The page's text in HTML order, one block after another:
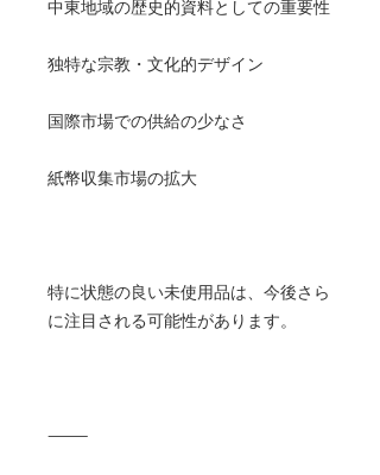
中東地域の歴史的資料としての重要性
独特な宗教・文化的デザイン
国際市場での供給の少なさ
紙幣収集市場の拡大
特に状態の良い未使用品は、今後さら
に注目される可能性があります。
⸻